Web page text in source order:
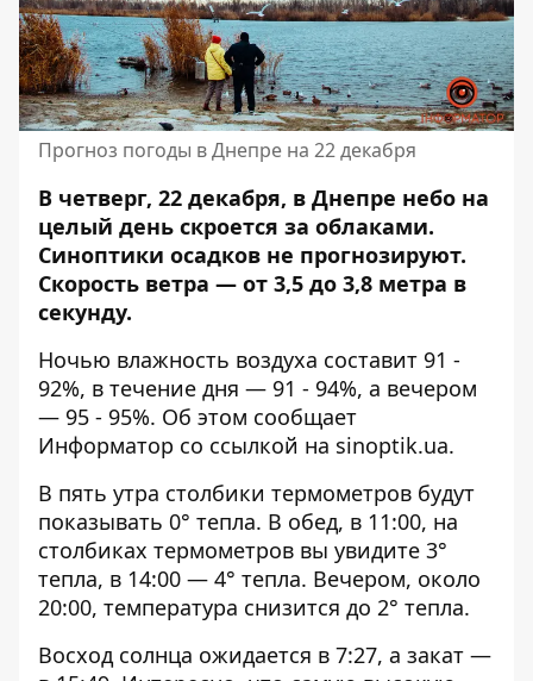
Прогноз погоды в Днепре на 22 декабря
В четверг, 22 декабря, в Днепре небо на
целый день скроется за облаками.
Синоптики осадков не прогнозируют.
Скорость ветра — от 3,5 до 3,8 метра в
секунду.
Ночью влажность воздуха составит 91 -
92%, в течение дня — 91 - 94%, а вечером
— 95 - 95%. Об этом сообщает
Информатор со ссылкой на sinoptik.ua.
В пять утра столбики термометров будут
показывать 0° тепла. В обед, в 11:00, на
столбиках термометров вы увидите 3°
тепла, в 14:00 — 4° тепла. Вечером, около
20:00, температура снизится до 2° тепла.
Восход солнца ожидается в 7:27, а закат —